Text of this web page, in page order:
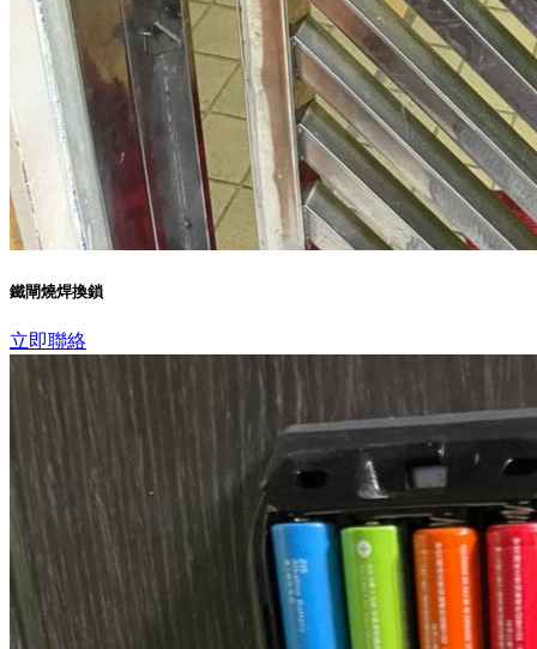
鐵閘燒焊換鎖
立即聯絡